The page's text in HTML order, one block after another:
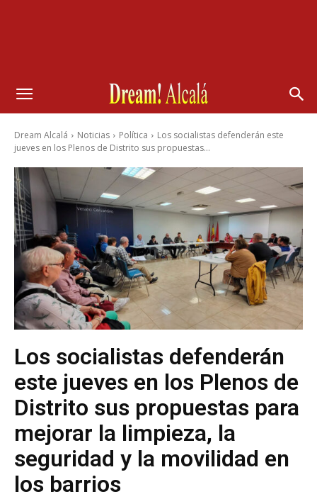
Dream Alcalá Noticias Política
Los socialistas defenderán este
jueves en los Plenos de Distrito sus propuestas...
Los socialistas defenderán
este jueves en los Plenos de
Distrito sus propuestas para
mejorar la limpieza, la
seguridad y la movilidad en
los barrios